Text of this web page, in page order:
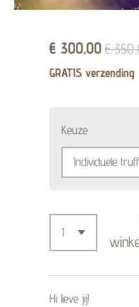
€ 300,00 €
GRATIS verzending
Keuze
Hi lieve jij!